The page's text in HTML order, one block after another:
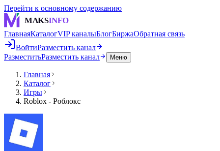
Перейти к основному содержанию
MAKSINFO
ГлавнаяКаталогVIP каналыБлогБиржаОбратная связь
ВойтиРазместить канал
РазместитьРазместить канал Меню
Главная
Каталог
Игры
Roblox - Роблокс